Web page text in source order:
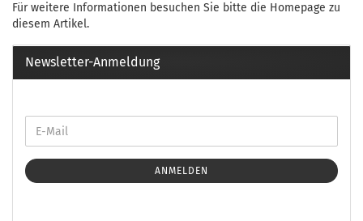
Für weitere Informationen besuchen Sie bitte die Homepage zu
diesem Artikel.
Newsletter-Anmeldung
ANMELDEN